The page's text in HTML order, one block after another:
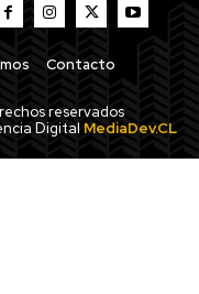
Contacto
reservados
Digital MediaDev.CL